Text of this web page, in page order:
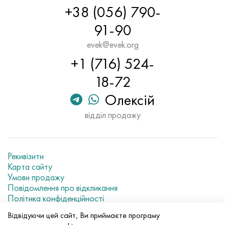
+38 (056) 790-
91-90
evek@evek.org
+1 (716) 524-
18-72
Олексій
відділ продажу
Рекивізити
Карта сайту
Умови продажу
Повідомлення про відкликання
Політика конфіденційності
Відвідуючи цей сайт, Ви приймаєте програму
Хастеллой C-276
40ХФА, 1.7223, aisi 4142
45ХН2МФА, k2425, 45hnmf
А40Г, 44smn28, 1.0762, 46s20